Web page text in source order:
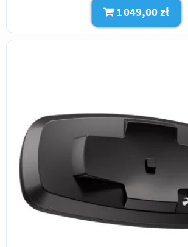
1 049,00 zł